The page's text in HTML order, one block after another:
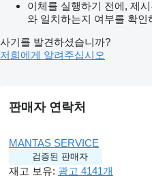
이체를 실행하기 전에, 제
와 일치하는지 여부를 확인
사기를 발견하셨습니까?
저희에게 알려주십시오
판매자 연락처
MANTAS SERVICE
검증된 판매자
재고 보유: 광고 4141개